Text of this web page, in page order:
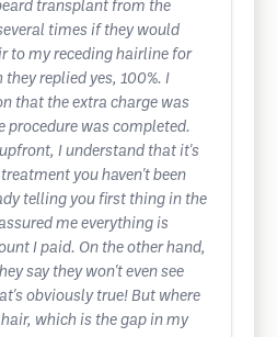
transplant from the
times if they would
to my receding hairline for
replied yes, 100%. I
that the extra charge was
procedure was completed.
I understand that it's
you haven't been
telling you first thing in the
me everything is
I paid. On the other hand,
say they won't even see
obviously true! But where
which is the gap in my